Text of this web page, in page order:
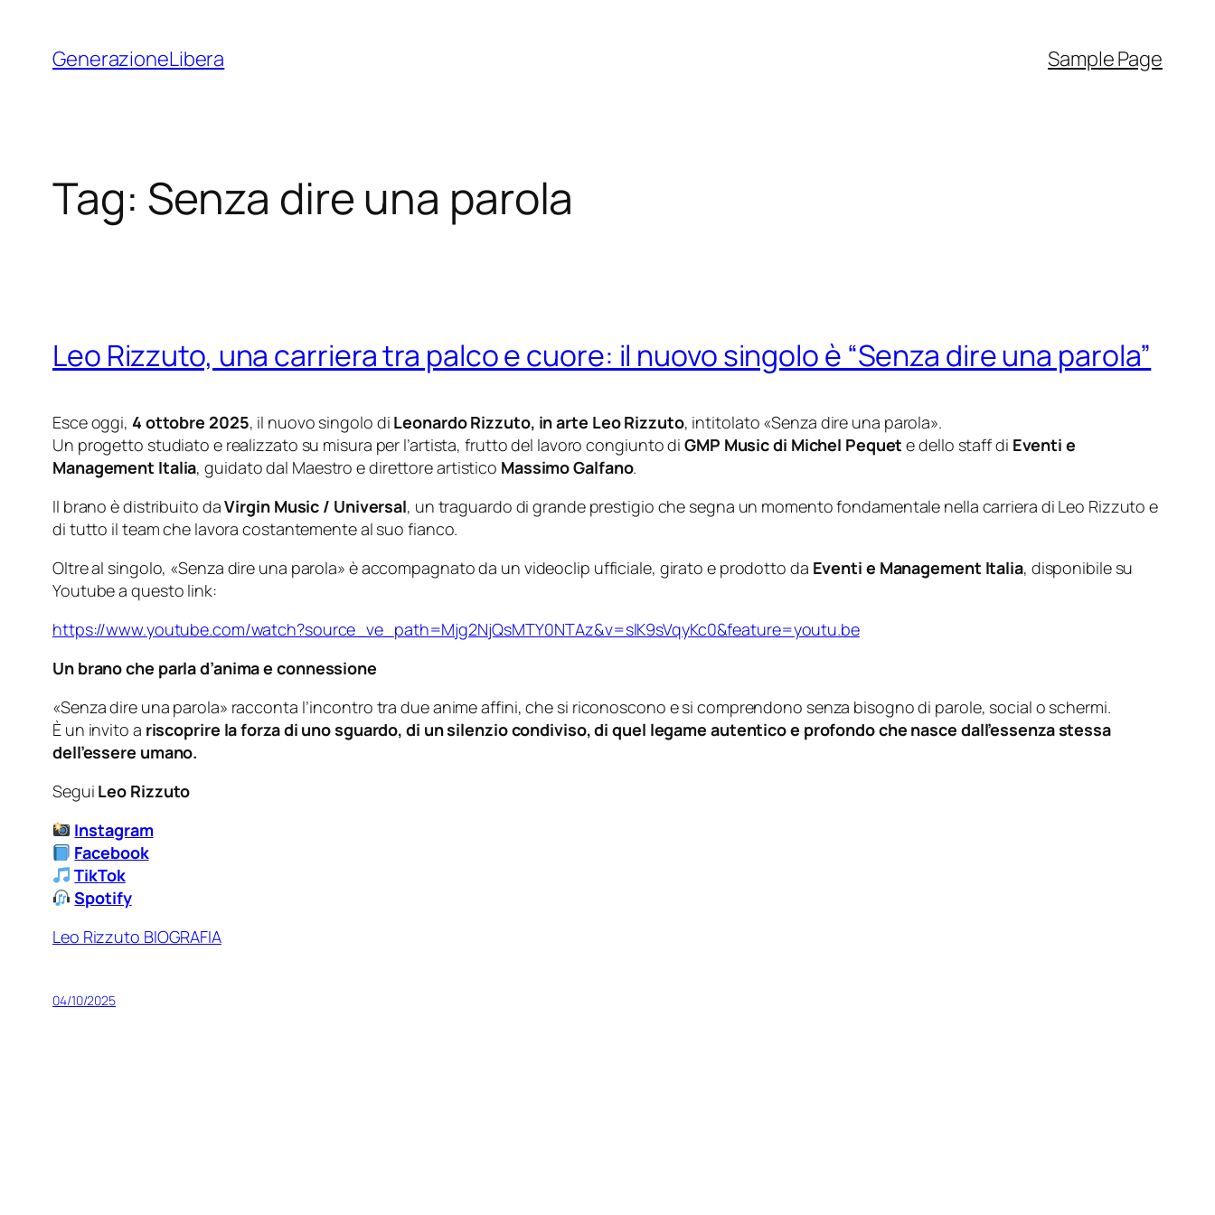
contenuto
GenerazioneLibera Sample Page
Tag: Senza dire una parola
Leo Rizzuto, una carriera tra palco e cuore: il nuovo singolo è “Senza dire una parola”
Esce oggi, 4 ottobre 2025, il nuovo singolo di Leonardo Rizzuto, in arte Leo Rizzuto, intitolato «Senza dire una parola».
Un progetto studiato e realizzato su misura per l’artista, frutto del lavoro congiunto di GMP Music di Michel Pequet e dello staff di Eventi e
Management Italia, guidato dal Maestro e direttore artistico Massimo Galfano.
Il brano è distribuito daVirgin Music / Universal, un traguardo di grande prestigio che segna un momento fondamentale nella carriera di Leo Rizzuto e
di tutto il team che lavora costantemente al suo fianco.
Oltre al singolo, «Senza dire una parola» è accompagnato da un videoclip ufficiale, girato e prodotto da Eventi e Management Italia, disponibile su
Youtube a questo link:
https://www.youtube.com/watch?source_ve_path=Mjg2NjQsMTY0NTAz&v=slK9sVqyKc0&feature=youtu.be
Un brano che parla d’anima e connessione
«Senza dire una parola» racconta l’incontro tra due anime affini, che si riconoscono e si comprendono senza bisogno di parole, social o schermi.
È un invito a riscoprire la forza di uno sguardo, di un silenzio condiviso, di quel legame autentico e profondo che nasce dall’essenza stessa
dell’essere umano.
Segui Leo Rizzuto
Instagram
Facebook
TikTok
Spotify
Leo Rizzuto BIOGRAFIA
04/10/2025